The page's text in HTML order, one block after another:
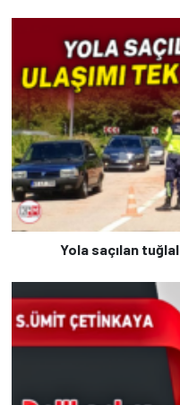
Yola saçılan